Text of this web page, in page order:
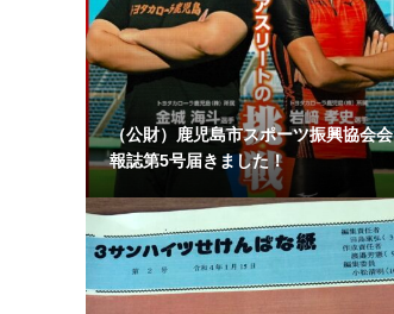
（公財）鹿児島市スポーツ振興協会会
報誌第5号届きました！